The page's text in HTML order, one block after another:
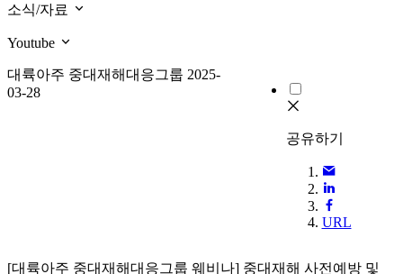
소식/자료
Youtube
대륙아주 중대재해대응그룹 2025-
03-28
공유하기
URL
[대륙아주 중대재해대응그룹 웨비나] 중대재해 사전예방 및